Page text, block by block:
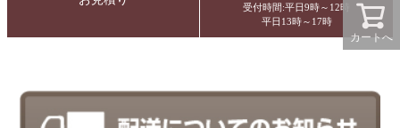
カートへ
受付時間:平日9時～12時
平日13時～17時